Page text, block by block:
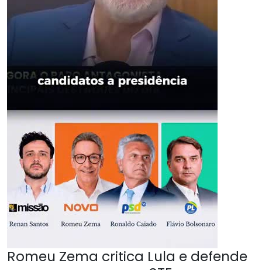
Romeu Zema critica Lula e defende